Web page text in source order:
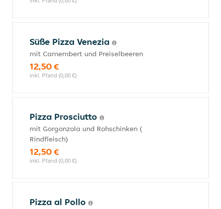
Süße Pizza Venezia
mit Camembert und Preiselbeeren
12,50 €
inkl. Pfand (0,00 €)
Pizza Prosciutto
mit Gorgonzola und Rohschinken (
Rindfleisch)
12,50 €
inkl. Pfand (0,00 €)
Pizza al Pollo